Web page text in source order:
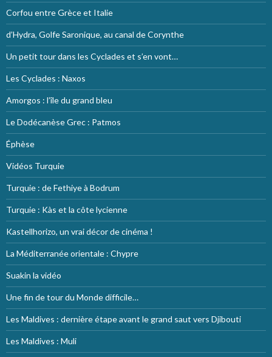
Corfou entre Grèce et Italie
d’Hydra, Golfe Saronique, au canal de Corynthe
Un petit tour dans les Cyclades et s’en vont…
Les Cyclades : Naxos
Amorgos : l’île du grand bleu
Le Dodécanèse Grec : Patmos
Éphèse
Vidéos Turquie
Turquie : de Fethiye à Bodrum
Turquie : Kàs et la côte lycienne
Kastellhorizo, un vrai décor de cinéma !
La Méditerranée orientale : Chypre
Suakin la vidéo
Une fin de tour du Monde difficile…
Les Maldives : dernière étape avant le grand saut vers Djibouti
Les Maldives : Muli